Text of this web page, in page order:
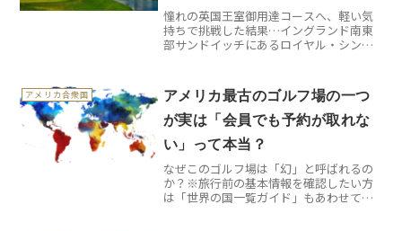
由
憧れの英国王室御用達コースへ、軽い気
持ちで挑戦した結果…イングランド南東
部サンドイッチにあるロイヤル・シン
予約を入れました。しかし、いざ現地に
立つと、その威厳と歴史の重...
アメリカ合衆国
アメリカ最古のゴルフ場の一つ
が実は「会員でも予約が取れな
い」って本当？
なぜこのゴルフ場は「幻」と呼ばれるの
か？※旅行前の基本情報を確認したい方
は「世界の国一覧ガイド」もあわせてど